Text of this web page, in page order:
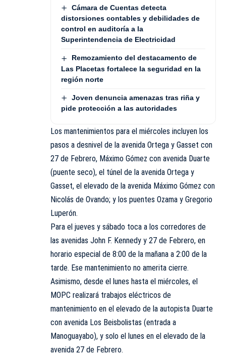
Cámara de Cuentas detecta
distorsiones contables y debilidades de
control en auditoría a la
Superintendencia de Electricidad
Remozamiento del destacamento de
Las Placetas fortalece la seguridad en la
región norte
Joven denuncia amenazas tras riña y
pide protección a las autoridades
Los mantenimientos para el miércoles incluyen los
pasos a desnivel de la avenida Ortega y Gasset con
27 de Febrero, Máximo Gómez con avenida Duarte
(puente seco), el túnel de la avenida Ortega y
Gasset, el elevado de la avenida Máximo Gómez con
Nicolás de Ovando; y los puentes Ozama y Gregorio
Luperón.
Para el jueves y sábado toca a los corredores de
las avenidas John F. Kennedy y 27 de Febrero, en
horario especial de 8:00 de la mañana a 2:00 de la
tarde. Ese mantenimiento no amerita cierre.
Asimismo, desde el lunes hasta el miércoles, el
MOPC realizará trabajos eléctricos de
mantenimiento en el elevado de la autopista Duarte
con avenida Los Beisbolistas (entrada a
Manoguayabo), y solo el lunes en el elevado de la
avenida 27 de Febrero.